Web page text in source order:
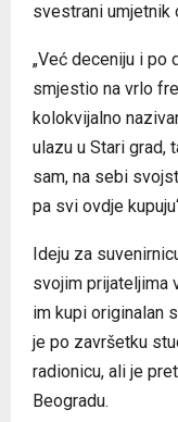
svestrani umjetnik
„Već deceniju i po
smjestio na vrlo
kolokvijalno
ulazu u Stari grad,
sam, na sebi
pa svi ovdje
Ideju za
svojim prijateljima
im kupi originalan
je po završetku
radionicu, ali je
Beogradu.